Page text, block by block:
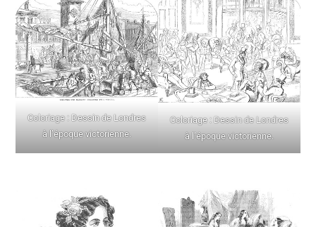
Coloriage : Dessin de Londres
à l’époque victorienne.
Coloriage : Dessin de Londres
à l’époque victorienne.